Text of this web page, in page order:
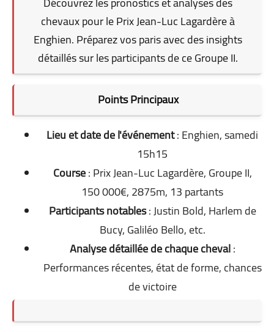
chevaux pour le Prix Jean-Luc Lagardère à
Enghien. Préparez vos paris avec des insights
détaillés sur les participants de ce Groupe II.
Points Principaux
Lieu et date de l'événement: Enghien, samedi
15h15
Course: Prix Jean-Luc Lagardère, Groupe II,
150 000€, 2875m, 13 partants
Participants notables: Justin Bold, Harlem de
Bucy, Galiléo Bello, etc.
Analyse détaillée de chaque cheval:
Performances récentes, état de forme, chances
de victoire